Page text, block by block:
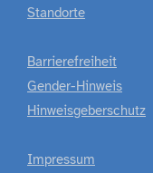
Standorte
Barrierefreiheit
Gender-Hinweis
Hinweisgeberschutz
Impressum